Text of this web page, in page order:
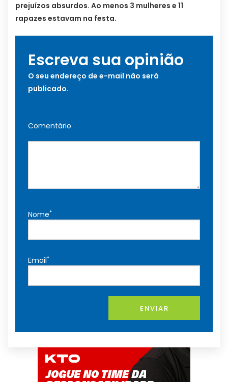
prejuízos absurdos. Ao menos 3 mulheres e 11
rapazes estavam na festa.
Escreva sua opinião
O seu endereço de e-mail não será
publicado.
Comentário
Nome*
Email*
ENVIAR